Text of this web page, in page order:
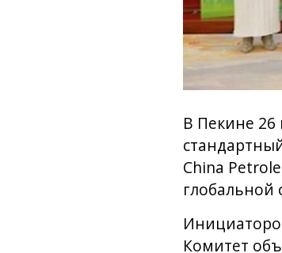
В Пекине
China
глобальной
Комитет